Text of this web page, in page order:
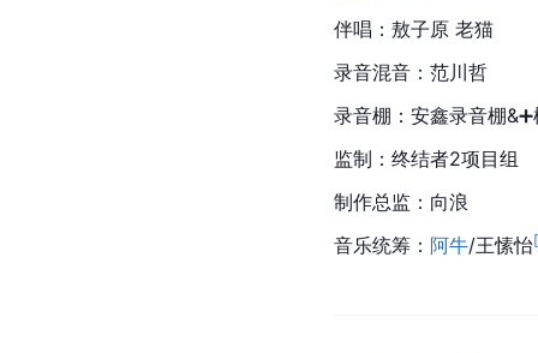
伴唱：敖子原 老猫
录音混音： 范川哲
录音棚：安鑫录音棚
监制：终结者2项目组
制作总监：向浪
音乐统筹： 阿牛/王愫怡[